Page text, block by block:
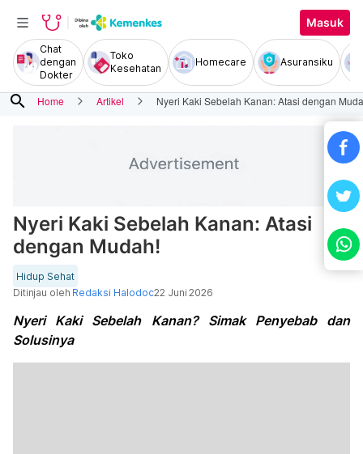
Masuk
Chat
dengan
Dokter
Toko
Kesehatan
Homecare Asuransiku
search Home Artikel Nyeri Kaki Sebelah Kanan: Atasi dengan
Nyeri Kaki Sebelah Kanan: Atasi
dengan Mudah!
Hidup Sehat
Ditinjau oleh Redaksi Halodoc22 Juni 2026
Nyeri Kaki Sebelah Kanan? Simak Penyebab dan
Solusinya